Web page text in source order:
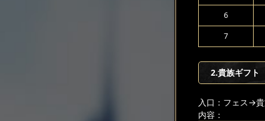
6
7
2.貴族ギフト
入口：フェス→貴
内容：